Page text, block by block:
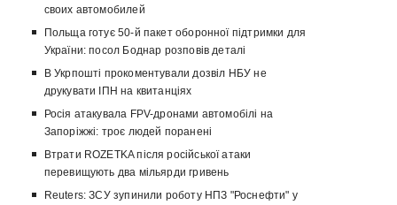
своих автомобилей
Польща готує 50-й пакет оборонної підтримки для
України: посол Боднар розповів деталі
В Укрпошті прокоментували дозвіл НБУ не
друкувати ІПН на квитанціях
Росія атакувала FPV-дронами автомобілі на
Запоріжжі: троє людей поранені
Втрати ROZETKA після російської атаки
перевищують два мільярди гривень
Reuters: ЗСУ зупинили роботу НПЗ "Роснефти" у